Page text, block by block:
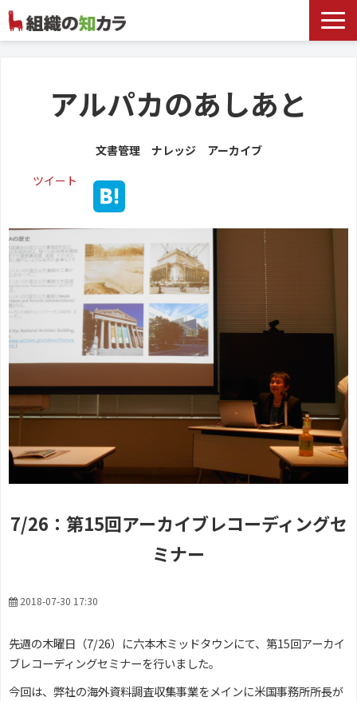
お役立ち記事
記事カテゴリ一覧
お客様事例
アルパカのあしあと
文書管理 ナレッジ アーカイブ
ツイート
7/26：第15回アーカイブレコーディングセ
ミナー
2018-07-30 17:30
先週の木曜日（7/26）に六本木ミッドタウンにて、第15回アーカイ
ブレコーディングセミナーを行いました。
今回は、弊社の海外資料調査収集事業をメインに米国事務所所長が